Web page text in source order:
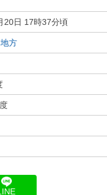
20日 17時37分頃
方